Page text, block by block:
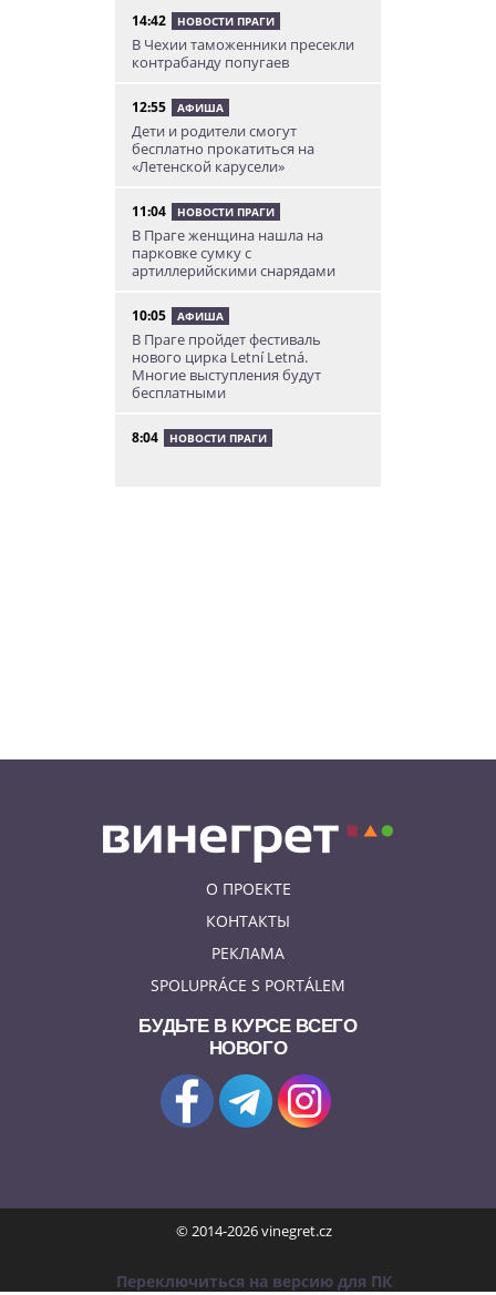
14:42 НОВОСТИ ПРАГИ
В Чехии таможенники пресекли
контрабанду попугаев
12:55 АФИША
Дети и родители смогут
бесплатно прокатиться на
«Летенской карусели»
11:04 НОВОСТИ ПРАГИ
В Праге женщина нашла на
парковке сумку с
артиллерийскими снарядами
10:05 АФИША
В Праге пройдет фестиваль
нового цирка Letní Letná.
Многие выступления будут
бесплатными
8:04 НОВОСТИ ПРАГИ
О ПРОЕКТЕ
КОНТАКТЫ
РЕКЛАМА
SPOLUPRÁCE S PORTÁLEM
БУДЬТЕ В КУРСЕ ВСЕГО
НОВОГО
© 2014-2026 vinegret.cz
Переключиться на версию для ПК